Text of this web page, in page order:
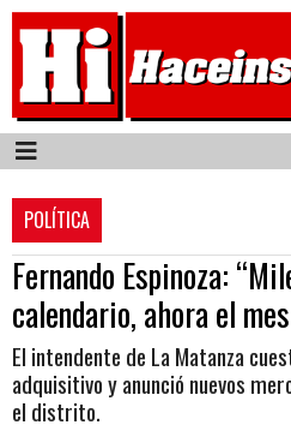
POLÍTICA
Fernando Espinoza:
calendario, ahora el
El intendente de La Matanza
adquisitivo y anunció nuevos
el distrito.